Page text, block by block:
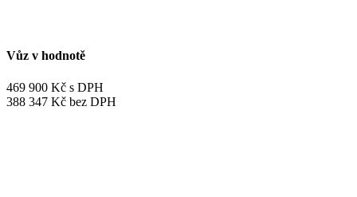
Vůz v hodnotě
469 900 Kč s DPH
388 347 Kč bez DPH